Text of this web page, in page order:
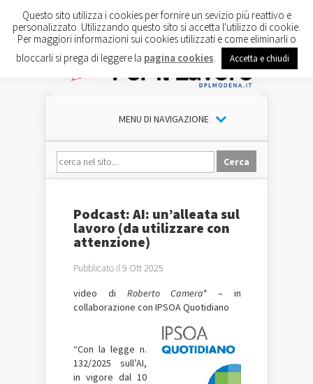
MENU DI NAVIGAZIONE
Podcast: AI: un’alleata sul
lavoro (da utilizzare con
attenzione)
Pubblicato il 9 Ott 2025
video di Roberto Camera* – in
collaborazione con IPSOA Quotidiano
“Con la legge n.
132/2025 sull’AI,
in vigore dal 10
Questo sito utilizza i cookies per fornire un sevizio più reattivo e
personalizzato. Utilizzando questo sito si accetta l'utilizzo di cookie.
Per maggiori informazioni sui cookies utilizzati e come eliminarli o
bloccarli si prega di leggere la pagina cookies Accetta e chiudi